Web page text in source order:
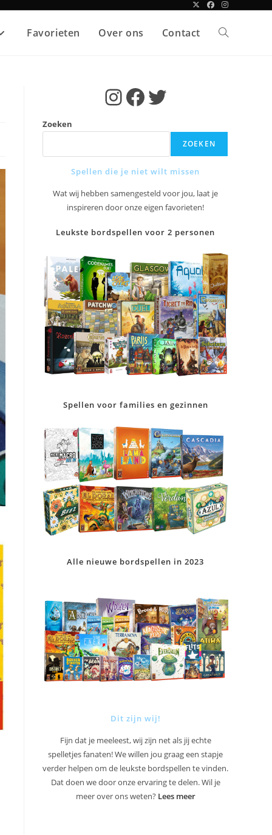
Favorieten Over ons Contact Toggle
InstagramFacebookTwitter
Zoeken
ZOEKEN
Spellen die je niet wilt missen
Wat wij hebben samengesteld voor jou, laat je
inspireren door onze eigen favorieten!
Leukste bordspellen voor 2 personen
Spellen voor families en gezinnen
Alle nieuwe bordspellen in 2023
Dit zijn wij!
Fijn dat je meeleest, wij zijn net als jij echte
spelletjes fanaten! We willen jou graag een stapje
verder helpen om de leukste bordspellen te vinden.
Dat doen we door onze ervaring te delen. Wil je
meer over ons weten? Lees meer